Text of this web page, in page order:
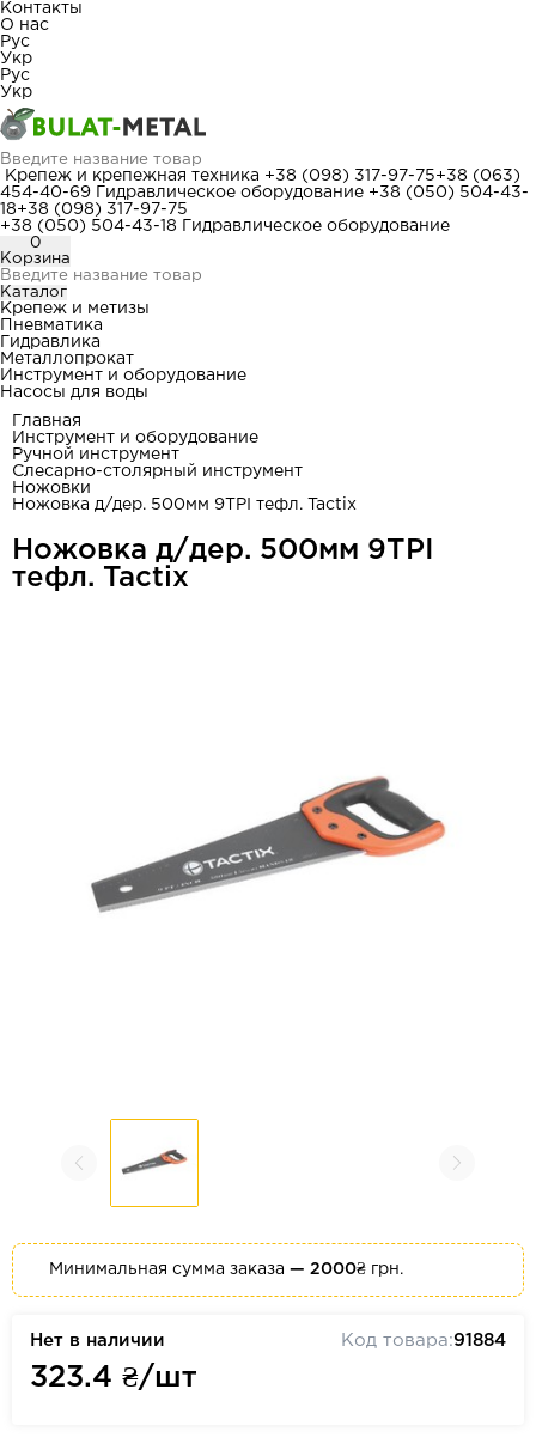
Контакты
О нас
Рус
Укр
Рус
Укр
Крепеж и крепежная техника +38 (098) 317-97-75+38 (063)
454-40-69
Гидравлическое оборудование +38 (050) 504-43-
18+38 (098) 317-97-75
+38 (050) 504-43-18
Гидравлическое оборудование
0
Корзина
Каталог
Крепеж и метизы
Пневматика
Гидравлика
Металлопрокат
Инструмент и оборудование
Насосы для воды
Главная
Инструмент и оборудование
Ручной инструмент
Слесарно-столярный инструмент
Ножовки
Ножовка д/дер. 500мм 9TPI тефл. Tactix
Ножовка д/дер. 500мм 9TPI
тефл. Tactix
Минимальная сумма заказа — 2000₴ грн.
Нет в наличии
323.4 ₴/шт
Код товара:91884